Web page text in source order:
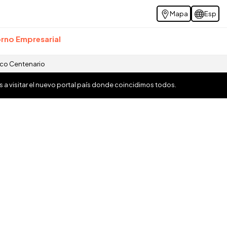
Mapa Esp
Empresarial
Centenario
a visitar el nuevo portal país donde coincidimos todos.